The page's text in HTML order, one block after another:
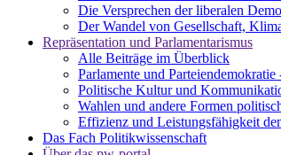
Die Versprechen der liberalen
Der Wandel von Gesellschaft,
Repräsentation und Parlamentarismus
Alle Beiträge im Überblick
Parlamente und
Politische Kultur und
Wahlen und andere Formen
Effizienz und Leistungsfähigkeit
Das Fach Politikwissenschaft